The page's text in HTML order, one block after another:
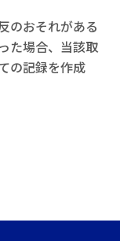
のおそれがある
た場合、当該取
の記録を作成